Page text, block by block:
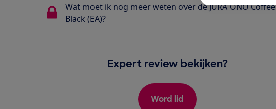
Wat moet ik nog meer weten over de JURA ONO Coffee
Black (EA)?
Expert review bekijken?
Word lid